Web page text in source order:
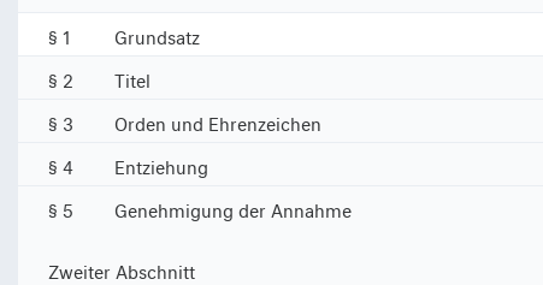
§ 1
Grundsatz
§ 2
Titel
§ 3
Orden und Ehrenzeichen
§ 4
Entziehung
§ 5
Genehmigung der Annahme
Zweiter Abschnitt